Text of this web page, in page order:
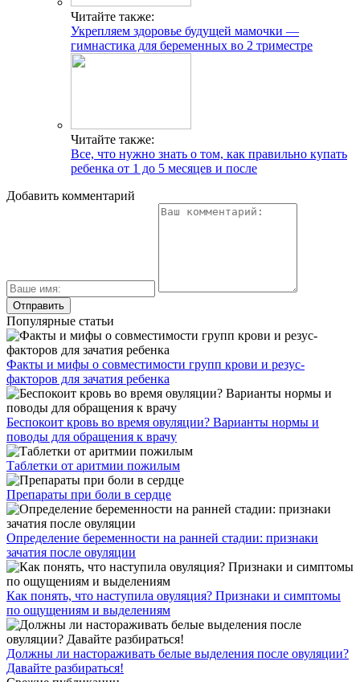
Читайте также:
Укрепляем здоровье будущей мамочки —
гимнастика для беременных во 2 триместре
Читайте также:
Все, что нужно знать о том, как правильно купать
ребенка от 1 до 5 месяцев и после
Добавить комментарий
Популярные статьи
Факты и мифы о совместимости групп крови и резус-
факторов для зачатия ребенка
Беспокоит кровь во время овуляции? Варианты нормы и
поводы для обращения к врачу
Таблетки от аритмии пожилым
Препараты при боли в сердце
Определение беременности на ранней стадии: признаки
зачатия после овуляции
Как понять, что наступила овуляция? Признаки и симптомы
по ощущениям и выделениям
Должны ли настораживать белые выделения после овуляции?
Давайте разбираться!